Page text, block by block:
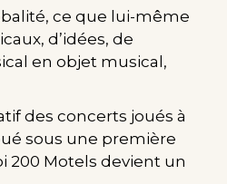
ce que lui-même
d’idées, de
en objet musical,
des concerts joués à
sous une première
200 Motels devient un